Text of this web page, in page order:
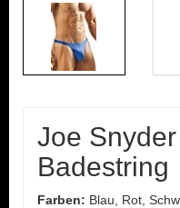
Joe
Badestring
Farben: Blau, Rot,